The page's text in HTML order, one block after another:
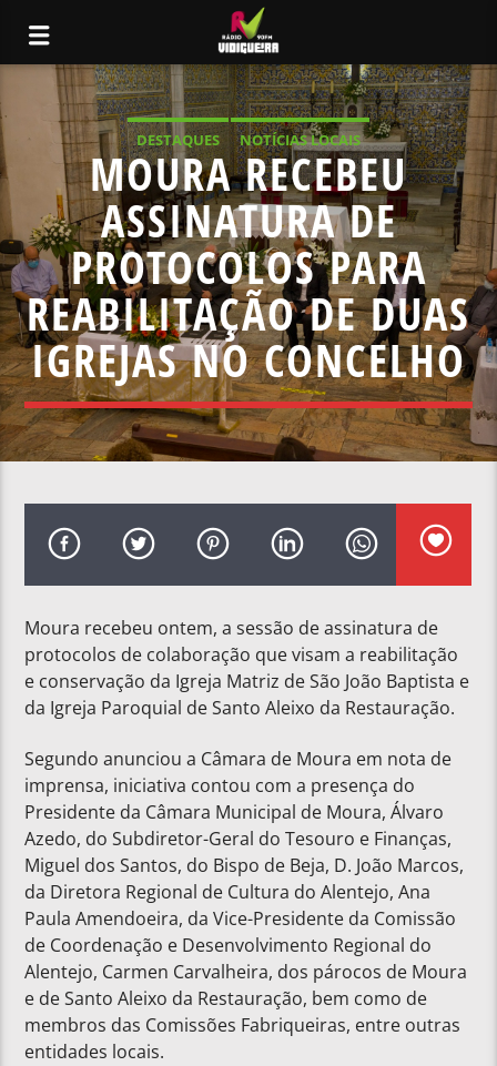
DESTAQUES NOTÍCIAS LOCAIS
MOURA RECEBEU
ASSINATURA DE
PROTOCOLOS PARA
REABILITAÇÃO DE DUAS
IGREJAS NO CONCELHO
Moura recebeu ontem, a sessão de assinatura de
protocolos de colaboração que visam a reabilitação
e conservação da Igreja Matriz de São João Baptista e
da Igreja Paroquial de Santo Aleixo da Restauração.
Segundo anunciou a Câmara de Moura em nota de
imprensa, iniciativa contou com a presença do
Presidente da Câmara Municipal de Moura, Álvaro
Azedo, do Subdiretor-Geral do Tesouro e Finanças,
Miguel dos Santos, do Bispo de Beja, D. João Marcos,
da Diretora Regional de Cultura do Alentejo, Ana
Paula Amendoeira, da Vice-Presidente da Comissão
de Coordenação e Desenvolvimento Regional do
Alentejo, Carmen Carvalheira, dos párocos de Moura
e de Santo Aleixo da Restauração, bem como de
membros das Comissões Fabriqueiras, entre outras
entidades locais.